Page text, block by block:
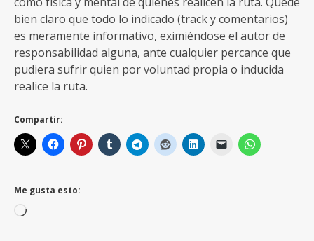
bien claro que todo lo indicado (track y comentarios)
es meramente informativo, eximiéndose el autor de
responsabilidad alguna, ante cualquier percance que
pudiera sufrir quien por voluntad propia o inducida
realice la ruta.
Compartir:
Me gusta esto:
Cargando...